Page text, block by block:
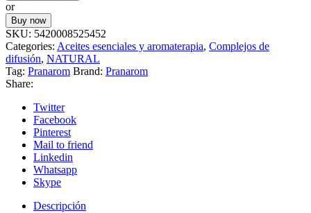
or
Buy now
SKU: 5420008525452
Categories: Aceites esenciales y aromaterapia, Complejos de
difusión, NATURAL
Tag: Pranarom Brand: Pranarom
Share:
Twitter
Facebook
Pinterest
Mail to friend
Linkedin
Whatsapp
Skype
Descripción